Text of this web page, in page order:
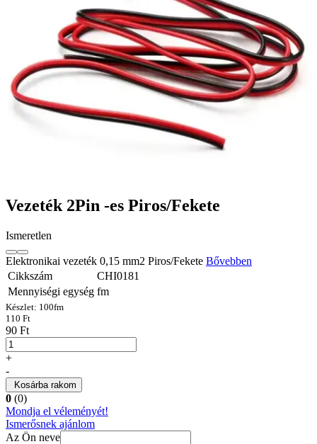
Vezeték 2Pin -es Piros/Fekete
Ismeretlen
Elektronikai vezeték 0,15 mm2 Piros/Fekete Bővebben
Cikkszám
CHI0181
Mennyiségi egység fm
Készlet: 100fm
110 Ft
90 Ft
+
-
Kosárba rakom
0 (0)
Mondja el véleményét!
Ismerősnek ajánlom
Az Ön neve